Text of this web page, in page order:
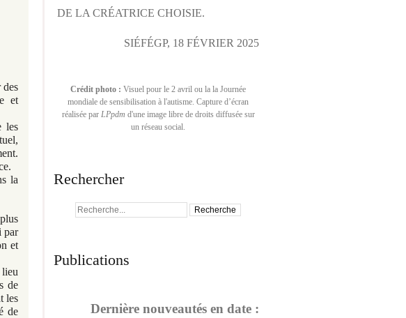
et
les
la
par
et
de
les
de
DE LA CRÉATRICE CHOISIE.
SIÉFÉGP, 18 FÉVRIER 2025
Crédit photo : Visuel pour le 2 avril ou la la Journée
mondiale de sensibilisation à l'autisme. Capture d’écran
réalisée par LPpdm d'une image libre de droits diffusée sur
un réseau social.
Rechercher
Publications
Dernière nouveautés en date :